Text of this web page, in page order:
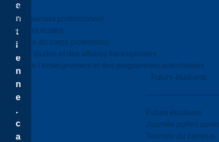
Cours
Développement professionnel
Facultés et écoles
Répertoire du corps professoral
Bureau d'études et des affaires francophones
Bureau de l’enseignement et des programmes autochtones
Futurs étudiants
Futurs étudiants
Journée portes
Tournée du campus
e
n
t
i
e
n
n
e
.
c
a